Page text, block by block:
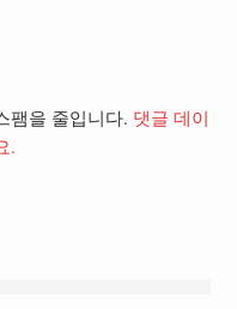
팸을 줄입니다. 댓글 데이
.